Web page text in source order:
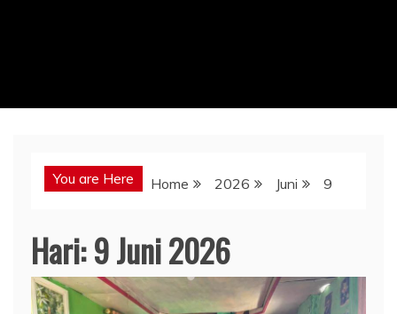
You are Here Home 2026 Juni 9
Hari:9 Juni 2026